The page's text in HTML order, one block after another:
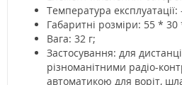
Температура експлуатації:
Габаритні розміри: 55 *
Вага: 32 г;
Застосування: для
різноманітними радіо-
автоматикою для воріт,